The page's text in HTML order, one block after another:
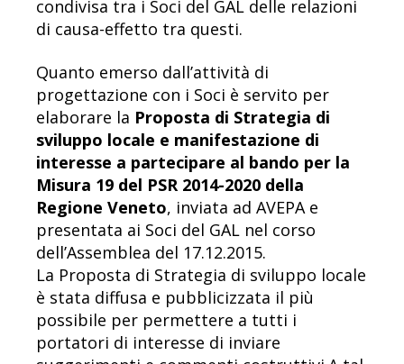
condivisa tra i Soci del GAL delle relazioni
di causa-effetto tra questi.
Quanto emerso dall’attività di
progettazione con i Soci è servito per
elaborare la Proposta di Strategia di
sviluppo locale e manifestazione di
interesse a partecipare al bando per la
Misura 19 del PSR 2014-2020 della
Regione Veneto, inviata ad AVEPA e
presentata ai Soci del GAL nel corso
dell’Assemblea del 17.12.2015.
La Proposta di Strategia di sviluppo locale
è stata diffusa e pubblicizzata il più
possibile per permettere a tutti i
portatori di interesse di inviare